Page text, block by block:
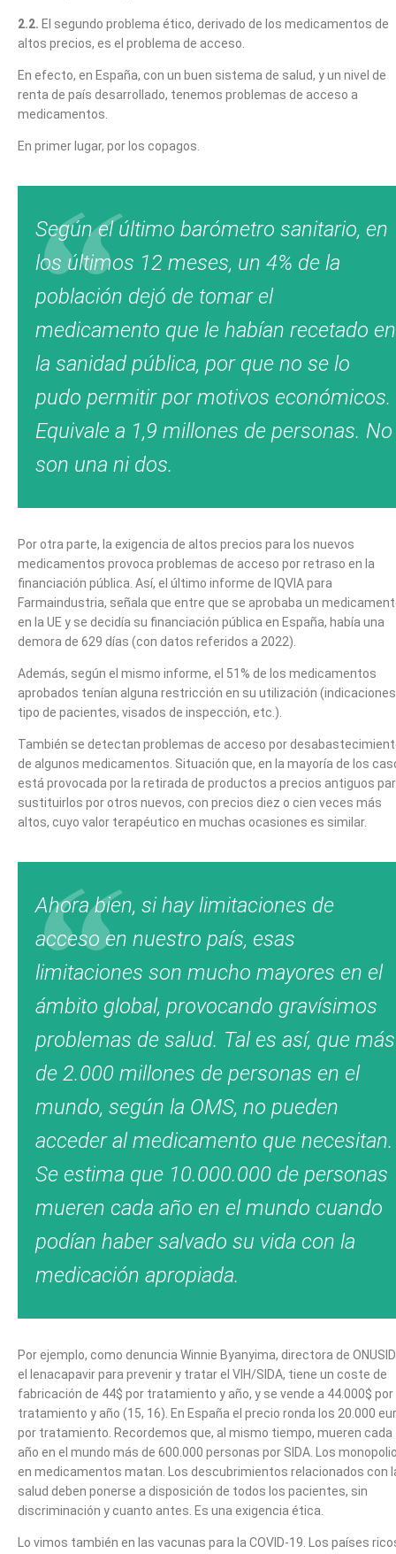
2.2. El segundo problema ético, derivado de los medicamentos de
altos precios, es el problema de acceso.
En efecto, en España, con un buen sistema de salud, y un nivel de
renta de país desarrollado, tenemos problemas de acceso a
medicamentos.
En primer lugar, por los copagos.
Según el último barómetro sanitario, en
los últimos 12 meses, un 4% de la
población dejó de tomar el
medicamento que le habían recetado en
la sanidad pública, por que no se lo
pudo permitir por motivos económicos.
Equivale a 1,9 millones de personas. No
son una ni dos.
Por otra parte, la exigencia de altos precios para los nuevos
medicamentos provoca problemas de acceso por retraso en la
financiación pública. Así, el último informe de IQVIA para
Farmaindustria, señala que entre que se aprobaba un
en la UE y se decidía su financiación pública en España, había una
demora de 629 días (con datos referidos a 2022).
Además, según el mismo informe, el 51% de los medicamentos
aprobados tenían alguna restricción en su utilización
tipo de pacientes, visados de inspección, etc.).
También se detectan problemas de acceso por
de algunos medicamentos. Situación que, en la mayoría de los
está provocada por la retirada de productos a precios antiguos
sustituirlos por otros nuevos, con precios diez o cien veces más
altos, cuyo valor terapéutico en muchas ocasiones es similar.
Ahora bien, si hay limitaciones de
acceso en nuestro país, esas
limitaciones son mucho mayores en el
ámbito global, provocando gravísimos
problemas de salud. Tal es así, que más
de 2.000 millones de personas en el
mundo, según la OMS, no pueden
acceder al medicamento que necesitan.
Se estima que 10.000.000 de personas
mueren cada año en el mundo cuando
podían haber salvado su vida con la
medicación apropiada.
Por ejemplo, como denuncia Winnie Byanyima, directora de
el lenacapavir para prevenir y tratar el VIH/SIDA, tiene un coste de
fabricación de 44$ por tratamiento y año, y se vende a 44.000$ por
tratamiento y año (15, 16). En España el precio ronda los 20.000
por tratamiento. Recordemos que, al mismo tiempo, mueren cada
año en el mundo más de 600.000 personas por SIDA. Los
en medicamentos matan. Los descubrimientos relacionados con
salud deben ponerse a disposición de todos los pacientes, sin
discriminación y cuanto antes. Es una exigencia ética.
Lo vimos también en las vacunas para la COVID-19. Los países